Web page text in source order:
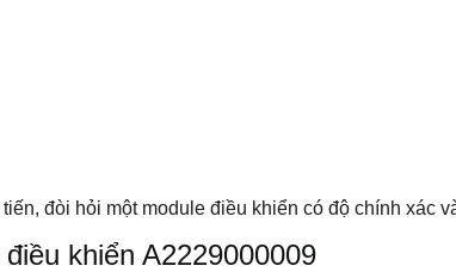
đòi hỏi một module điều khiển có độ chính xác
khiển A2229000009